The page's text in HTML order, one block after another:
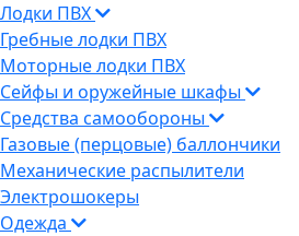
Лодки ПВХ
Гребные лодки ПВХ
Моторные лодки ПВХ
Сейфы и оружейные шкафы
Средства самообороны
Газовые (перцовые) баллончики
Механические распылители
Электрошокеры
Одежда